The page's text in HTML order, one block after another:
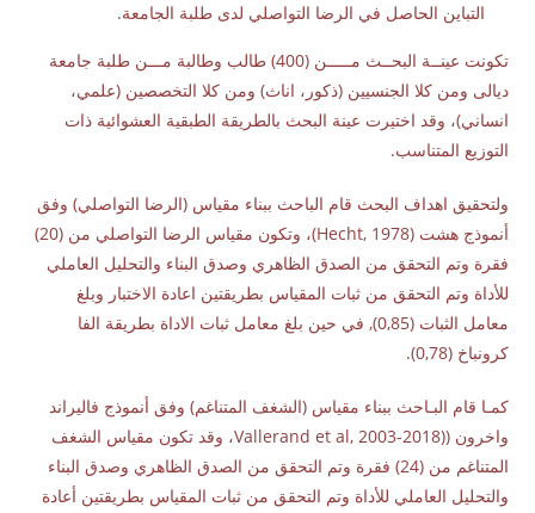
التباين الحاصل في الرضا التواصلي لدى طلبة الجامعة.
تكونت عينــة البحــث مـــــن (400) طالب وطالبة مـــن طلبة جامعة
ديالى ومن كلا الجنسيين (ذكور، اناث) ومن كلا التخصصين (علمي،
انساني)، وقد اختيرت عينة البحث بالطريقة الطبقية العشوائية ذات
التوزيع المتناسب.
ولتحقيق اهداف البحث قام الباحث ببناء مقياس (الرضا التواصلي) وفق
أنموذج هشت (Hecht, 1978)، وتكون مقياس الرضا التواصلي من (20)
فقرة وتم التحقق من الصدق الظاهري وصدق البناء والتحليل العاملي
للأداة وتم التحقق من ثبات المقياس بطريقتين اعادة الاختبار وبلغ
معامل الثبات (0,85), في حين بلغ معامل ثبات الاداة بطريقة الفا
كرونباخ (0,78).
كمـا قام البـاحث ببناء مقياس (الشغف المتناغم) وفق أنموذج فاليراند
واخرون ((Vallerand et al, 2003-2018، وقد تكون مقياس الشغف
المتناغم من (24) فقرة وتم التحقق من الصدق الظاهري وصدق البناء
والتحليل العاملي للأداة وتم التحقق من ثبات المقياس بطريقتين أعادة